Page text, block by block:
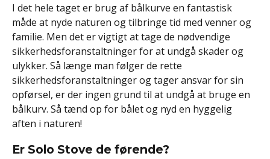
I det hele taget er brug af bålkurve en fantastisk
måde at nyde naturen og tilbringe tid med venner og
familie. Men det er vigtigt at tage de nødvendige
sikkerhedsforanstaltninger for at undgå skader og
ulykker. Så længe man følger de rette
sikkerhedsforanstaltninger og tager ansvar for sin
opførsel, er der ingen grund til at undgå at bruge en
bålkurv. Så tænd op for bålet og nyd en hyggelig
aften i naturen!
Er Solo Stove de førende?